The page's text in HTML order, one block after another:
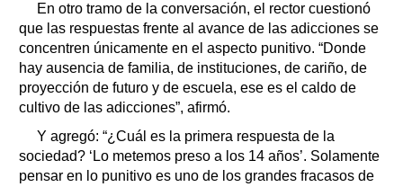
En otro tramo de la conversación, el rector cuestionó
que las respuestas frente al avance de las adicciones se
concentren únicamente en el aspecto punitivo. “Donde
hay ausencia de familia, de instituciones, de cariño, de
proyección de futuro y de escuela, ese es el caldo de
cultivo de las adicciones”, afirmó.
Y agregó: “¿Cuál es la primera respuesta de la
sociedad? ‘Lo metemos preso a los 14 años’. Solamente
pensar en lo punitivo es uno de los grandes fracasos de